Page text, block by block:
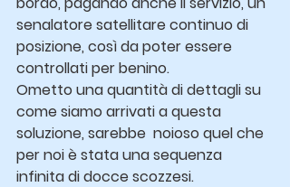
senalatore satellitare continuo di
posizione, così da poter essere
controllati per benino.
Ometto una quantità di dettagli su
come siamo arrivati a questa
soluzione, sarebbe  noioso quel che
per noi è stata una sequenza
infinita di docce scozzesi.